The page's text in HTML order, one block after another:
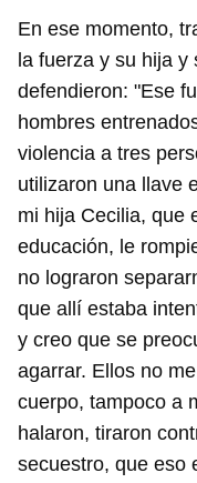
En ese momento,
la fuerza y su hija
defendieron: "Ese
hombres
violencia a tres
utilizaron una llave
mi hija Cecilia, que
educación, le
no lograron
que allí estaba
y creo que se
agarrar. Ellos no
cuerpo, tampoco a
halaron, tiraron
secuestro, que eso